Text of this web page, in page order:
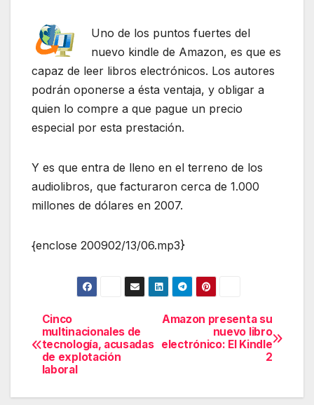
Uno de los puntos fuertes del
nuevo kindle de Amazon, es que es
capaz de leer libros electrónicos. Los autores
podrán oponerse a ésta ventaja, y obligar a
quien lo compre a que pague un precio
especial por esta prestación.
Y es que entra de lleno en el terreno de los
audiolibros, que facturaron cerca de 1.000
millones de dólares en 2007.
{enclose 200902/13/06.mp3}
Navegación
de
Amazon presenta su
nuevo libro
electrónico: El Kindle
2
Cinco
multinacionales de
tecnología, acusadas
de explotación
laboral